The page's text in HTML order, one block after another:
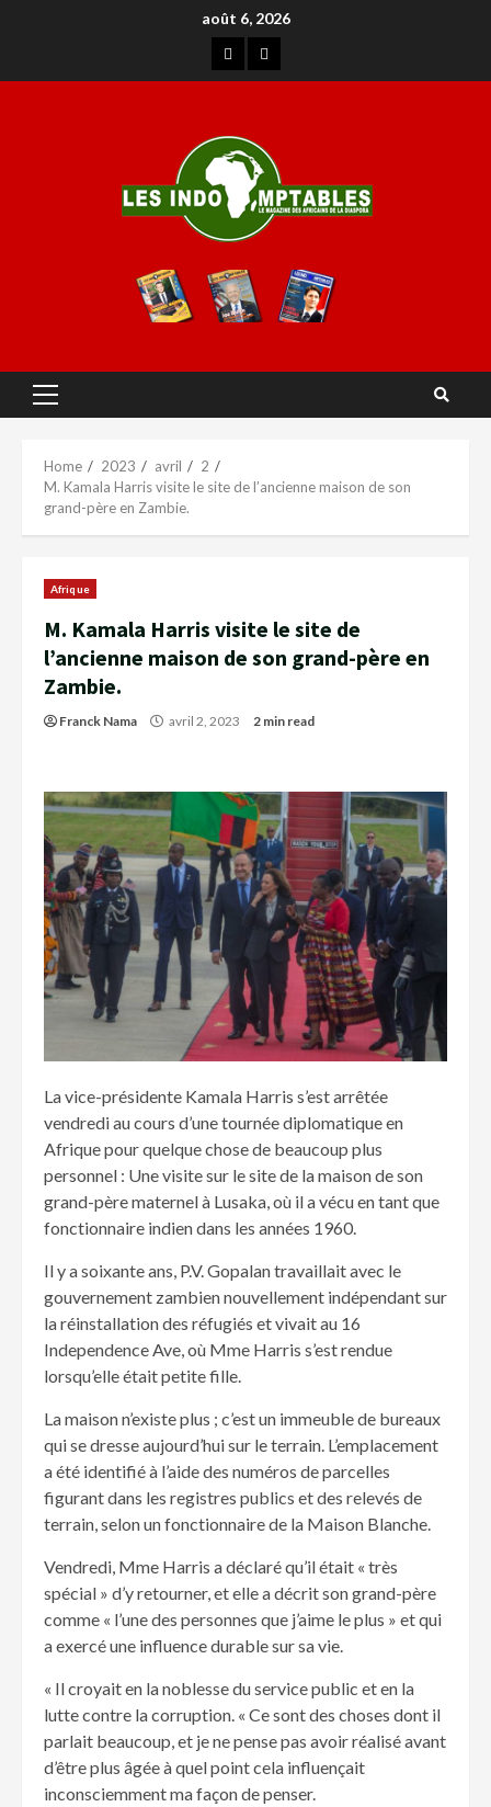
août 6, 2026
Home 2023 avril
2
M. Kamala Harris visite le site de l’ancienne maison de son
grand-père en Zambie.
Afrique
M. Kamala Harris visite le site de
l’ancienne maison de son grand-père en
Zambie.
Franck Nama avril 2, 2023 2 min read
La vice-présidente Kamala Harris s’est arrêtée
vendredi au cours d’une tournée diplomatique en
Afrique pour quelque chose de beaucoup plus
personnel : Une visite sur le site de la maison de son
grand-père maternel à Lusaka, où il a vécu en tant que
fonctionnaire indien dans les années 1960.
Il y a soixante ans, P.V. Gopalan travaillait avec le
gouvernement zambien nouvellement indépendant sur
la réinstallation des réfugiés et vivait au 16
Independence Ave, où Mme Harris s’est rendue
lorsqu’elle était petite fille.
La maison n’existe plus ; c’est un immeuble de bureaux
qui se dresse aujourd’hui sur le terrain. L’emplacement
a été identifié à l’aide des numéros de parcelles
figurant dans les registres publics et des relevés de
terrain, selon un fonctionnaire de la Maison Blanche.
Vendredi, Mme Harris a déclaré qu’il était « très
spécial » d’y retourner, et elle a décrit son grand-père
comme « l’une des personnes que j’aime le plus » et qui
a exercé une influence durable sur sa vie.
« Il croyait en la noblesse du service public et en la
lutte contre la corruption. « Ce sont des choses dont il
parlait beaucoup, et je ne pense pas avoir réalisé avant
d’être plus âgée à quel point cela influençait
inconsciemment ma façon de penser.